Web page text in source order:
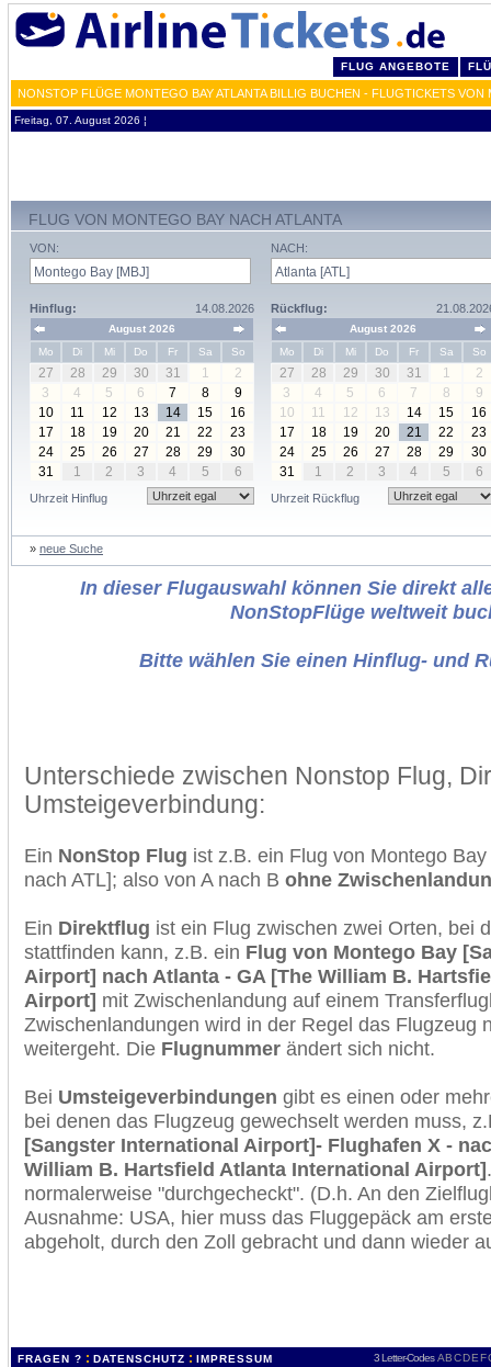
FLUG ANGEBOTE
NONSTOP FLÜGE MONTEGO BAY ATLANTA BILLIG BUCHEN - FLUGTICKETS VON
Freitag, 07. August 2026 ¦
FLUG VON MONTEGO BAY NACH ATLANTA
VON:
Hinflug: 14.08.2026
August 2026
Mo
Di Mi Do Fr Sa So
27 28 29 30 31 1
2
3
4 5 6 7 8
9
10
11 12 13 14 15
16
17
18 19 20 21 22
23
24
25 26 27 28 29
30
31
1 2 3 4 5 6
Uhrzeit Hinflug
NACH:
Rückflug:
August 2026
Mo
Di Mi Do Fr Sa So
27 28 29 30 31 1
2
3
4 5 6 7 8
9
10
11 12 13 14 15
16
17
18 19 20 21 22
23
24
25 26 27 28 29
30
31
1 2 3 4 5 6
Uhrzeit Rückflug
» neue Suche
In dieser Flugauswahl können Sie direkt
NonStopFlüge weltweit
Bitte wählen Sie einen Hinflug- und
Unterschiede zwischen Nonstop Flug,
Umsteigeverbindung:
Ein NonStop Flug ist z.B. ein Flug von Montego
nach ATL]; also von A nach B ohne
Ein Direktflug ist ein Flug zwischen zwei Orten, bei
stattfinden kann, z.B. ein Flug von Montego Bay
Airport] nach Atlanta - GA [The William B.
Airport] mit Zwischenlandung auf einem
Zwischenlandungen wird in der Regel das Flugzeug
weitergeht. Die Flugnummer ändert sich nicht.
Bei Umsteigeverbindungen gibt es einen oder
bei denen das Flugzeug gewechselt werden muss,
[Sangster International Airport]- Flughafen X -
William B. Hartsfield Atlanta International Airport]
normalerweise "durchgecheckt". (D.h. An den
Ausnahme: USA, hier muss das Fluggepäck am
abgeholt, durch den Zoll gebracht und dann wieder
FRAGEN ? : DATENSCHUTZ : IMPRESSUM 3 Letter-Codes ABCDEF